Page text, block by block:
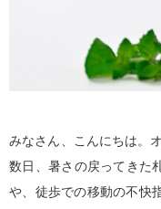
みなさん、こんにちは。
数日、暑さの戻ってきた
や、徒歩での移動の不快